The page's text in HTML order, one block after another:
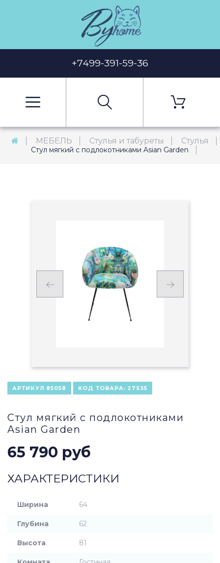
+7499-391-59-36
МЕБЕЛЬ Стулья и табуреты Стулья
Стул мягкий с подлокотниками Asian Garden
АРТИКУЛ 85058 КОД ТОВАРА: 27535
Стул мягкий с подлокотниками
Asian Garden
65 790 руб
ХАРАКТЕРИСТИКИ
Ширина 64
Глубина 62
Высота 81